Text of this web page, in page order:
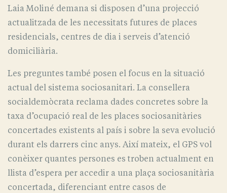
Laia Moliné demana si disposen d’una projecció
actualitzada de les necessitats futures de places
residencials, centres de dia i serveis d’atenció
domiciliària.
Les preguntes també posen el focus en la situació
actual del sistema sociosanitari. La consellera
socialdemòcrata reclama dades concretes sobre la
taxa d’ocupació real de les places sociosanitàries
concertades existents al país i sobre la seva evolució
durant els darrers cinc anys. Així mateix, el GPS vol
conèixer quantes persones es troben actualment en
llista d’espera per accedir a una plaça sociosanitària
concertada, diferenciant entre casos de